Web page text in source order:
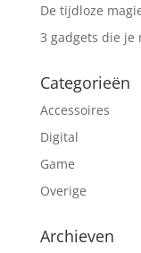
De tijdloze
3 gadgets die je
Categorieën
Accessoires
Digital
Game
Overige
Archieven